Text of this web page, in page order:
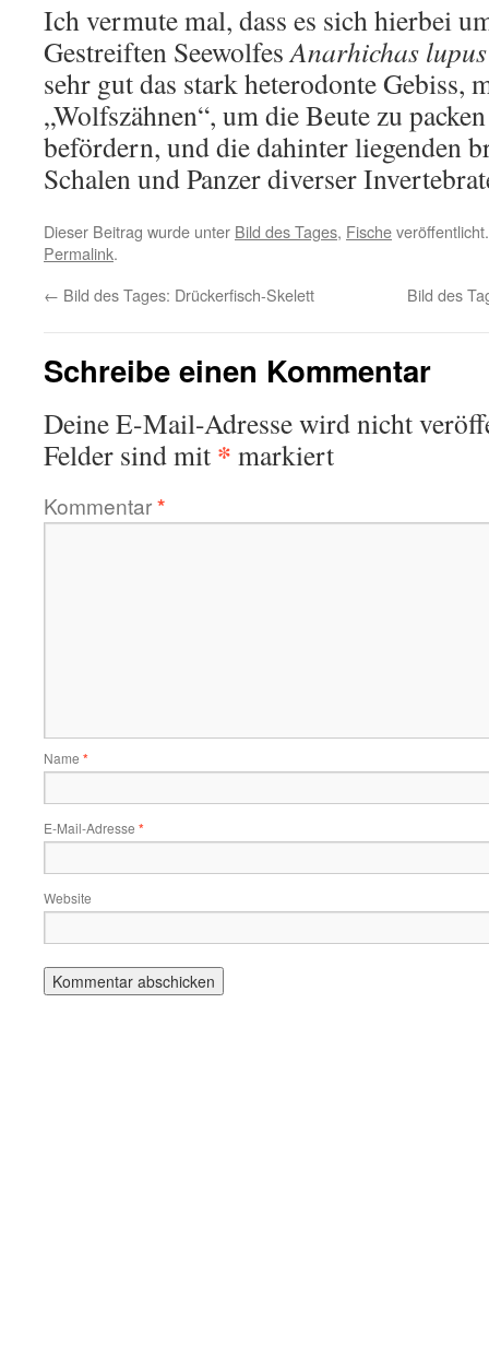
Ich vermute mal, dass es sich hierbei
Gestreiften SeewolfesAnarhichas lupus
sehr gut das stark heterodonte Gebiss,
„Wolfszähnen“, um die Beute zu
befördern, und die dahinter liegenden
Schalen und Panzer diverser
Dieser Beitrag wurde unter Bild des Tages, Fische
Permalink.
← Bild des Tages: Drückerfisch-Skelett Bild des
Schreibe einen Kommentar
Deine E-Mail-Adresse wird nicht
Felder sind mit * markiert
Kommentar*
Name *
E-Mail-Adresse *
Website